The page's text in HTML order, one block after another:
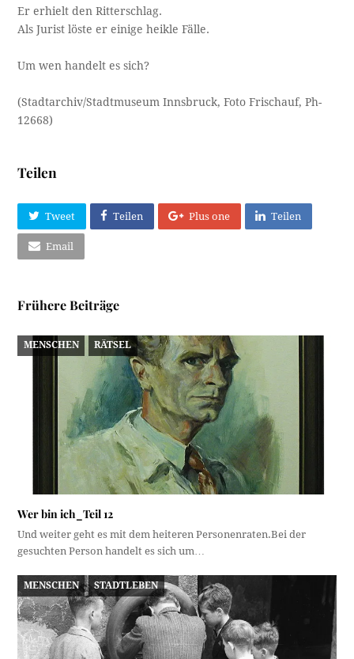
Er erhielt den Ritterschlag.
Als Jurist löste er einige heikle Fälle.
Um wen handelt es sich?
(Stadtarchiv/Stadtmuseum Innsbruck, Foto Frischauf, Ph-
12668)
Teilen
Tweet Teilen Plus one Teilen
Email
Frühere Beiträge
MENSCHEN RÄTSEL
Wer bin ich_Teil 12
Und weiter geht es mit dem heiteren Personenraten.Bei der
gesuchten Person handelt es sich um…
MENSCHEN STADTLEBEN